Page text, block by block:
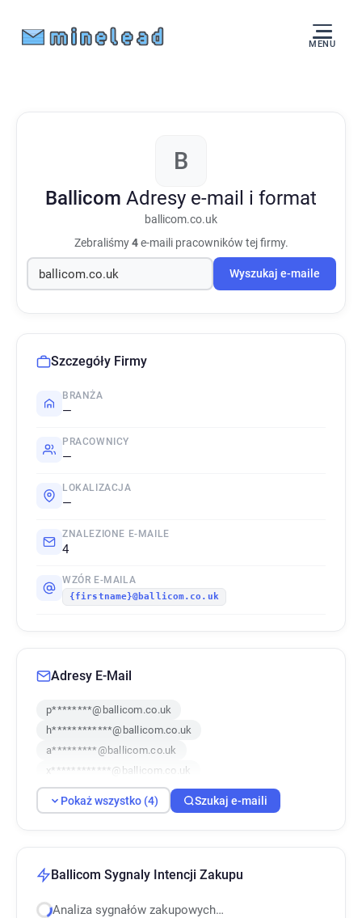
MENU
B
Ballicom Adresy e-mail i format
ballicom.co.uk
Zebraliśmy4e-maili pracowników tej firmy.
Wyszukaj e-maile
Szczegóły Firmy
BRANŻA
—
PRACOWNICY
—
LOKALIZACJA
—
ZNALEZIONE E-MAILE
4
WZÓR E-MAILA
{firstname}@ballicom.co.uk
Adresy E-Mail
p********@ballicom.co.uk
h************@ballicom.co.uk
a*********@ballicom.co.uk
x************@ballicom.co.uk
Pokaż wszystko (4) Szukaj e-maili
Ballicom Sygnaly Intencji Zakupu
Analiza sygnałów zakupowych…